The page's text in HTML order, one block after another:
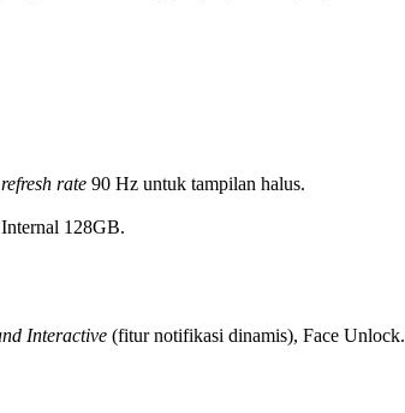
refresh rate 90 Hz untuk tampilan halus.
128GB.
Interactive (fitur notifikasi dinamis), Face Unlock.